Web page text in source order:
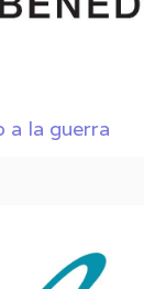
a la guerra